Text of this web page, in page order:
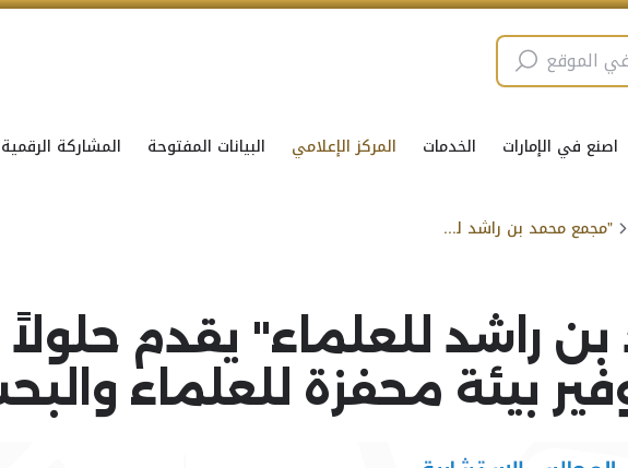
اصنع في الإمارات الخدمات المركز الإعلامي البيانات المفتوحة المشاركة الرقمية
"مجمع محمد بن راشد للعلماء" يقدم حلولاً مبتكرة لمعالجة تحديات المستقبل
راشد للعلماء" يقدم حلولاً
بيئة محفزة للعلماء